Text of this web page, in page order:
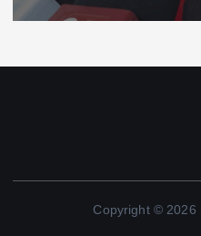
Copyright © 2026